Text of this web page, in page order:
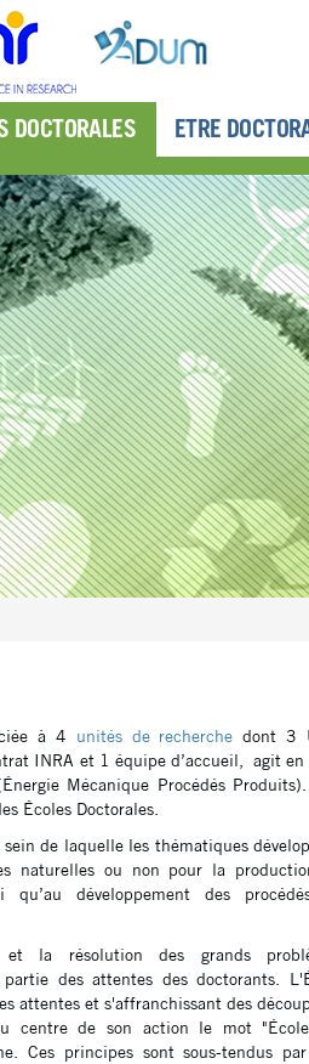
DOCTORALES ETRE
à 4 unités de recherche dont 3
INRA et 1 équipe d’accueil, agit
Mécanique Procédés
Écoles Doctorales.
de laquelle les thématiques
naturelles ou non pour la
développement des
et la résolution des grands
des attentes des doctorants.
attentes et s'affranchissant des
centre de son action le mot
Ces principes sont sous-tendus